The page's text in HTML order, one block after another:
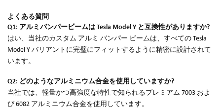
よくある質問
Q1: アルミバンパービームは Tesla Model Y と互換性がありますか?
はい、当社のカスタム アルミ バンパー ビームは、すべての Tesla
Model Y バリアントに完璧にフィットするように精密に設計されて
います。
Q2: どのようなアルミニウム合金を使用していますか?
当社では、軽量かつ高強度な特性で知られるプレミアム 7003 およ
び 6082 アルミニウム合金を使用しています。